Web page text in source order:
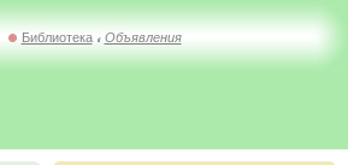
Библиотека // Объявления